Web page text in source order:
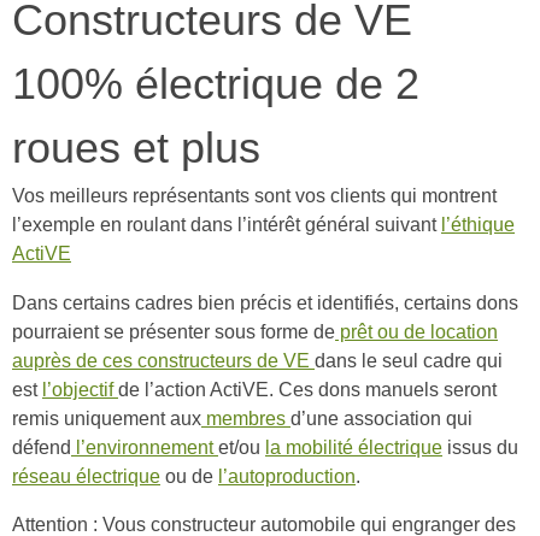
Constructeurs de VE
100% électrique de 2
roues et plus
Vos meilleurs représentants sont vos clients qui montrent
l’exemple en roulant dans l’intérêt général suivant l’éthique
ActiVE
Dans certains cadres bien précis et identifiés, certains dons
pourraient se présenter sous forme de prêt ou de location
auprès de ces constructeurs de VE dans le seul cadre qui
est l’objectifde l’action ActiVE. Ces dons manuels seront
remis uniquement aux membres d’une association qui
défend l’environnementet/ou la mobilité électrique issus du
réseau électrique ou de l’autoproduction.
Attention : Vous constructeur automobile qui engranger des